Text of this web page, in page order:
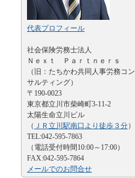
代表プロフィール
社会保険労務士法人
Ｎｅｘｔ Ｐａｒｔｎｅｒｓ
（旧：たちかわ共同人事労務コン
サルティング）
〒190-0023
東京都立川市柴崎町3-11-2
太陽生命立川ビル
（ ＪＲ立川駅南口より徒歩３分）
TEL:042-595-7863
（電話受付時間10:00～17:00）
FAX:042-595-7864
メールでのお問合せ